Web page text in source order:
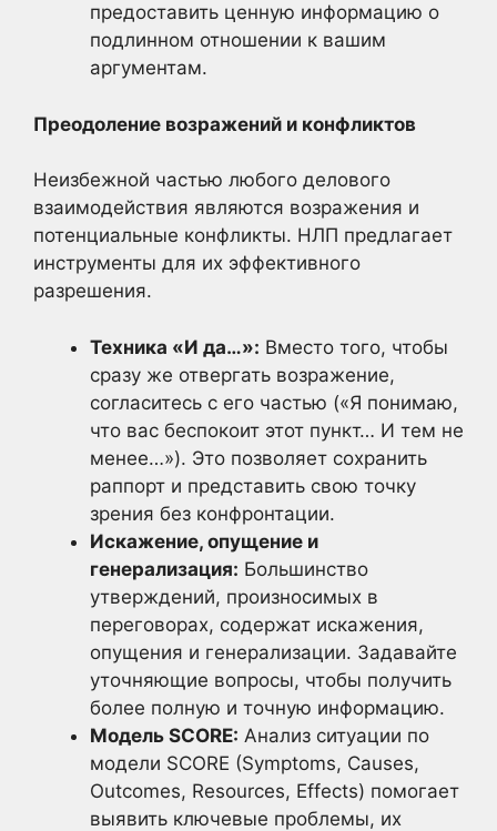
предоставить ценную информацию о
подлинном отношении к вашим
аргументам.
Преодоление возражений и конфликтов
Неизбежной частью любого делового
взаимодействия являются возражения и
потенциальные конфликты. НЛП предлагает
инструменты для их эффективного
разрешения.
Техника «И да…»: Вместо того, чтобы
сразу же отвергать возражение,
согласитесь с его частью («Я понимаю,
что вас беспокоит этот пункт… И тем не
менее…»). Это позволяет сохранить
раппорт и представить свою точку
зрения без конфронтации.
Искажение, опущение и
генерализация: Большинство
утверждений, произносимых в
переговорах, содержат искажения,
опущения и генерализации. Задавайте
уточняющие вопросы, чтобы получить
более полную и точную информацию.
Модель SCORE: Анализ ситуации по
модели SCORE (Symptoms, Causes,
Outcomes, Resources, Effects) помогает
выявить ключевые проблемы, их